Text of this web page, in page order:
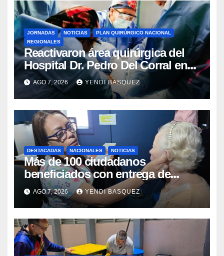
JORNADAS NOTICIAS
PLAN QUIRÚRGICO NACIONAL
REGIONALES
Reactivaron área quirúrgica del
Hospital Dr. Pedro Del Corral en
Guárico
AGO 7, 2026 YENDI BASQUEZ
DESTACADAS NACIONALES NOTICIAS
Más de 100 ciudadanos
beneficiados con entrega de
prótesis auditivas en el Centro de
Rehabilitación J.J. Arvelo
AGO 7, 2026 YENDI BASQUEZ